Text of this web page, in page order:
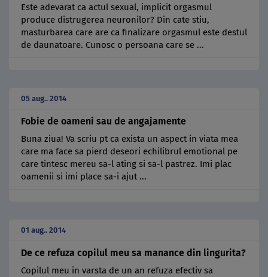
Este adevarat ca actul sexual, implicit orgasmul
produce distrugerea neuronilor? Din cate stiu,
masturbarea care are ca finalizare orgasmul este destul
de daunatoare. Cunosc o persoana care se ...
05 aug.. 2014
Fobie de oameni sau de angajamente
Buna ziua! Va scriu pt ca exista un aspect in viata mea
care ma face sa pierd deseori echilibrul emotional pe
care tintesc mereu sa-l ating si sa-l pastrez. Imi plac
oamenii si imi place sa-i ajut ...
01 aug.. 2014
De ce refuza copilul meu sa manance din lingurita?
Copilul meu in varsta de un an refuza efectiv sa